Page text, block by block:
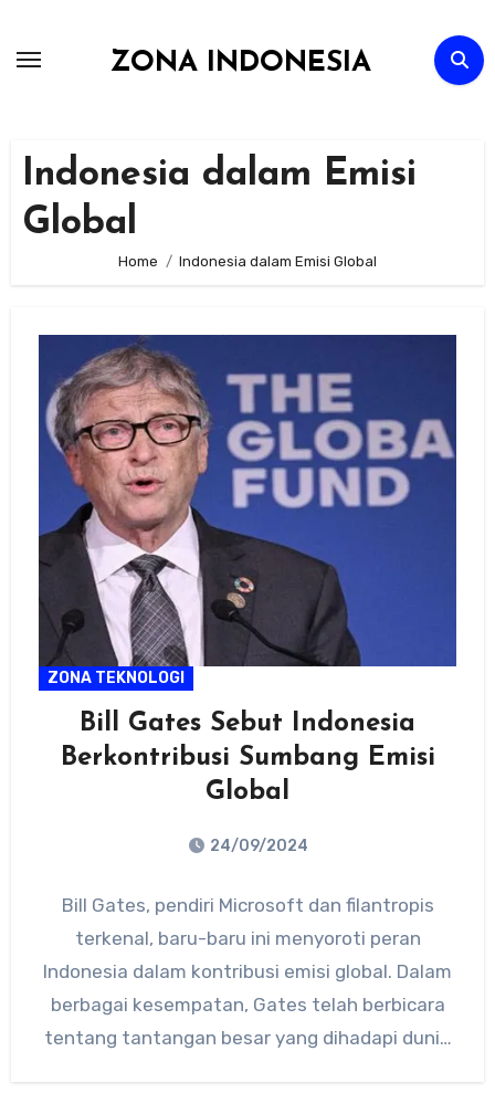
ZONA INDONESIA
Indonesia dalam Emisi
Global
Home Indonesia dalam Emisi Global
ZONA TEKNOLOGI
Bill Gates Sebut Indonesia
Berkontribusi Sumbang Emisi
Global
24/09/2024
Comments
Bill Gates, pendiri Microsoft dan filantropis
terkenal, baru-baru ini menyoroti peran
Indonesia dalam kontribusi emisi global. Dalam
berbagai kesempatan, Gates telah berbicara
tentang tantangan besar yang dihadapi dunia